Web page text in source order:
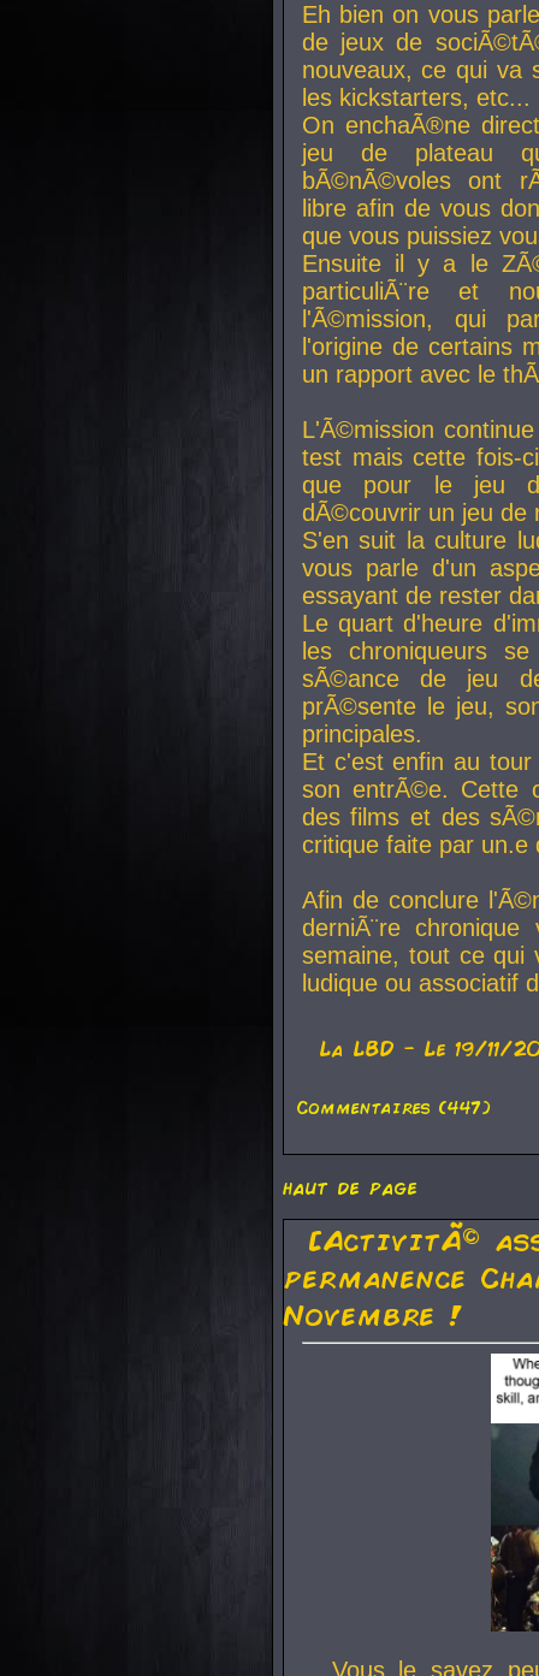
Eh bien on vous
de jeux de
nouveaux, ce qui va
les kickstarters, etc...
On enchaÃ®ne
jeu de plateau
bÃ©nÃ©voles ont
libre afin de vous
que vous puissiez
Ensuite il y a le
particuliÃ¨re et
l'Ã©mission, qui
l'origine de certains
un rapport avec le
L'Ã©mission
test mais cette fois-
que pour le jeu
dÃ©couvrir un jeu de
S'en suit la culture
vous parle d'un
essayant de rester
Le quart d'heure
les chroniqueurs
sÃ©ance de jeu
prÃ©sente le jeu,
principales.
Et c'est enfin au
son entrÃ©e. Cette
des films et des
critique faite par
Afin de conclure
derniÃ¨re
semaine, tout ce qui
ludique ou associatif
La LBD - Le 19/11/
Commentaires (447)
haut de page
[ActivitÃ©
permanence
Novembre !
Vous le savez